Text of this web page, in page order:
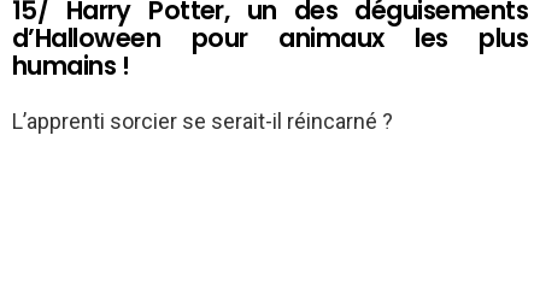
15/ Harry Potter, un des déguisements
d’Halloween pour animaux les plus
humains !
L’apprenti sorcier se serait-il réincarné ?